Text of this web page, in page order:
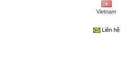
Vietnam
Liên hệ